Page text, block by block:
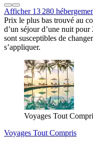
Afficher 13 280
Prix le plus bas trouvé au
d’un séjour d’une nuit
sont susceptibles de
s’appliquer.
Voyages Tout
Voyages Tout Compris